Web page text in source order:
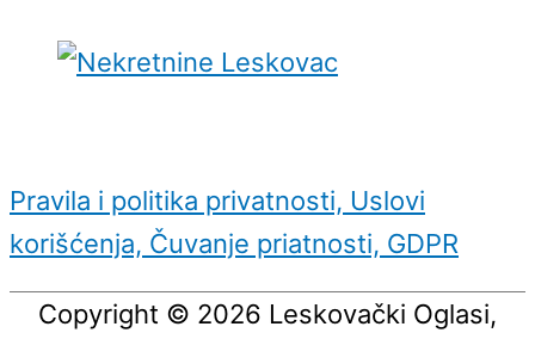
Pravila i politika privatnosti, Uslovi
korišćenja, Čuvanje priatnosti, GDPR
Copyright © 2026 Leskovački Oglasi,